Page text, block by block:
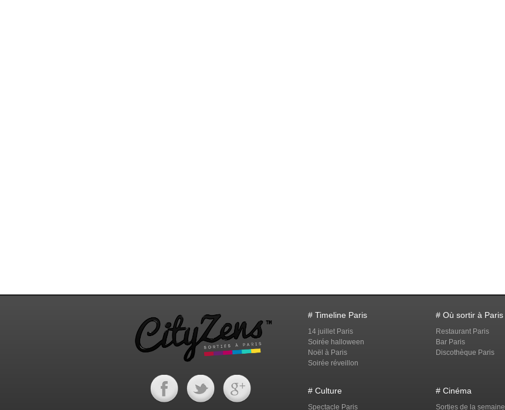
# Timeline Paris
14 juillet Paris
Soirée halloween
Noël à Paris
Soirée réveillon
# Où sortir à Paris
Restaurant Paris
Bar Paris
Discothèque Paris
# Culture
Spectacle Paris
# Cinéma
Sorties de la semaine